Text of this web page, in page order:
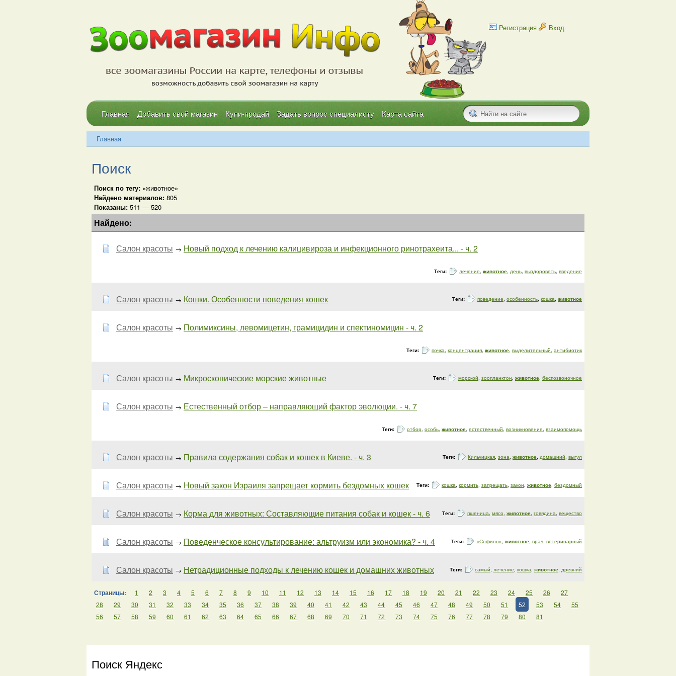
Регистрация Вход
Главная Добавить свой магазин Купи-продай Задать вопрос специалисту Карта сайта
Главная
Поиск
Поиск по тегу: «животное»
Найдено материалов: 805
Показаны: 511 — 520
Найдено:
Салон красоты → Новый подход к лечению калицивироза и инфекционного ринотрахеита... - ч. 2
Теги: лечение, животное, день, выздороветь, введение
Салон красоты → Кошки. Особенности поведения кошек Теги: поведение, особенность, кошка, животное
Салон красоты → Полимиксины, левомицетин, грамицидин и спектиномицин - ч. 2
Теги: почка, концентрация, животное, выделительный, антибиотик
Салон красоты → Микроскопические морские животные Теги: морской, зоопланктон, животное, беспозвоночное
Салон красоты → Естественный отбор – направляющий фактор эволюции. - ч. 7
Теги: отбор, особь, животное, естественный, возникновение, взаимопомощь
Салон красоты → Правила содержания собак и кошек в Киеве. - ч. 3 Теги: Кильчицкая, зона, животное, домашний, выгул
Салон красоты → Новый закон Израиля запрещает кормить бездомных кошек Теги: кошка, кормить, запрещать, закон, животное, бездомный
Салон красоты → Корма для животных: Составляющие питания собак и кошек - ч. 6 Теги: пшеница, мясо, животное, говядина, вещество
Салон красоты → Поведенческое консультирование: альтруизм или экономика? - ч. 4 Теги: «Софион», животное, врач, ветеринарный
Салон красоты → Нетрадиционные подходы к лечению кошек и домашних животных Теги: самый, лечение, кошка, животное, древний
Страницы: 1 2 3 4 5 6 7 8 9 10 11 12 13 14 15 16 17 18 19 20 21 22 23 24 25 26
27
28
29 30 31 32 33 34 35 36 37 38 39 40 41 42 43 44 45 46 47 48 49 50 51 52 53 54
55
56
57 58 59 60 61 62 63 64 65 66 67 68 69 70 71 72 73 74 75 76 77 78 79 80 81
Поиск Яндекс